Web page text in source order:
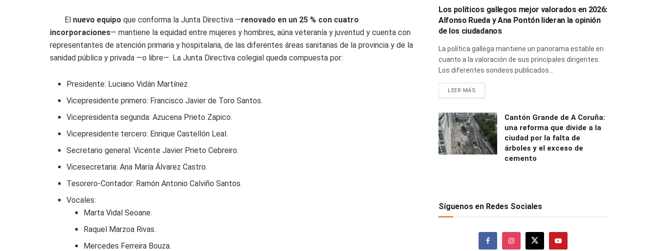
El nuevo equipo que conforma la Junta Directiva —renovado en un 25 % con cuatro
incorporaciones— mantiene la equidad entre mujeres y hombres, aúna veteranía y juventud y cuenta con
representantes de atención primaria y hospitalaria, de las diferentes áreas sanitarias de la provincia y de la
sanidad pública y privada —o libre—. La Junta Directiva colegial queda compuesta por:
Presidente: Luciano Vidán Martínez.
Vicepresidente primero: Francisco Javier de Toro Santos.
Vicepresidenta segunda: Azucena Prieto Zapico.
Vicepresidente tercero: Enrique Castellón Leal.
Secretario general: Vicente Javier Prieto Cebreiro.
Vicesecretaria: Ana María Álvarez Castro.
Tesorero-Contador: Ramón Antonio Calviño Santos.
Vocales:
Marta Vidal Seoane.
Raquel Marzoa Rivas.
Mercedes Ferreira Bouza.
Los políticos gallegos mejor valorados en 2026:
Alfonso Rueda y Ana Pontón lideran la opinión
de los ciudadanos
La política gallega mantiene un panorama estable en
cuanto a la valoración de sus principales dirigentes.
Los diferentes sondeos publicados...
LEER MÁS
Cantón Grande de A Coruña:
una reforma que divide a la
ciudad por la falta de
árboles y el exceso de
cemento
Síguenos en Redes Sociales